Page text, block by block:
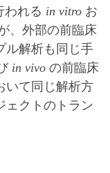
われる in vitro お
、外部の前臨床
ル解析も同じ手
in vivo の前臨床
いて同じ解析方
ェクトのトラン